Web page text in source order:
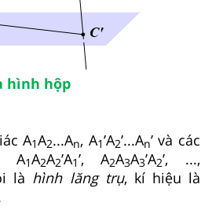
hình hộp
A1A2...An, A1’A2’...An’ và các
A1A2A2’A1’, A2A3A3’A2’, ...,
là hình lăng trụ, kí hiệu là